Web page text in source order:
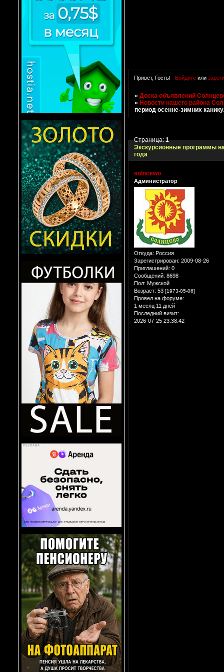
Привет, Гость! Войдитеили
»Доска объявлений
»Новости нашего района
период осенне-зимних
Экскурсионные программы
года
Страница:1
solncewo
Администратор
Откуда: Россия
Зарегистрирован: 2009-08-26
Приглашений: 0
Сообщений: 8698
Пол: Мужской
Возраст: 53 [1973-05-06]
Провел на форуме:
1 месяц 11 дней
Последний визит:
2026-07-25 23:38:42